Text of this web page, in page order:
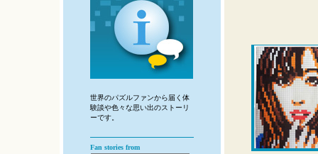
世界のパズルファンから届く体
験談や色々な思い出のストーリ
ーです。
Fan stories from